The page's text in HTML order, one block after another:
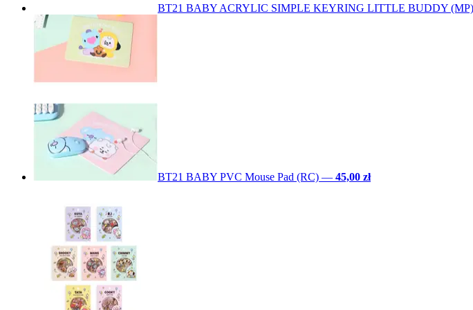
BT21 BABY ACRYLIC SIMPLE KEYRING LITTLE BUDDY (MP)
BT21 BABY PVC Mouse Pad (RC) — 45,00 zł